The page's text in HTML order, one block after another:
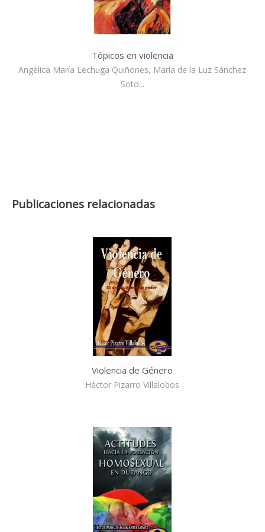
Tópicos en violencia
Angélica María Lechuga Quiñones, María de la Luz Sánchez
Soto...
Publicaciones relacionadas
Violencia de Género
Héctor Pizarro Villalobos